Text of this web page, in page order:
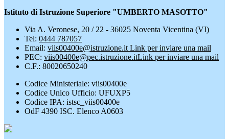
Istituto di Istruzione Superiore "UMBERTO MASOTTO"
Via A. Veronese, 20 / 22 - 36025 Noventa Vicentina (VI)
Tel: 0444 787057
Email: viis00400e@istruzione.it Link per inviare una mail
PEC: viis00400e@pec.istruzione.itLink per inviare una mail
C.F.: 80020650240
Codice Ministeriale: viis00400e
Codice Unico Ufficio: UFUXP5
Codice IPA: istsc_viis00400e
OdF 4390 ISC. Elenco A0603